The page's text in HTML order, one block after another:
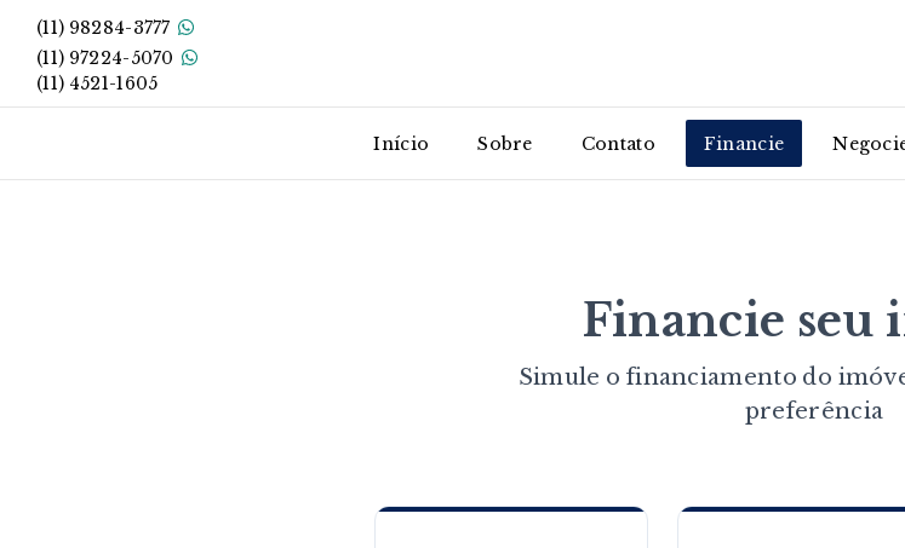
(11) 98284-3777
(11) 97224-5070
(11) 4521-1605
Início Sobre Contato Financie
Financie seu
Simule o financiamento do
preferência